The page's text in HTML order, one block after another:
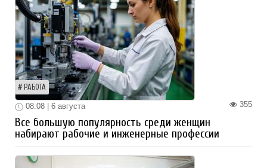
РАБОТА
355
08:08 | 6 августа
Все большую популярность среди женщин
набирают рабочие и инженерные профессии